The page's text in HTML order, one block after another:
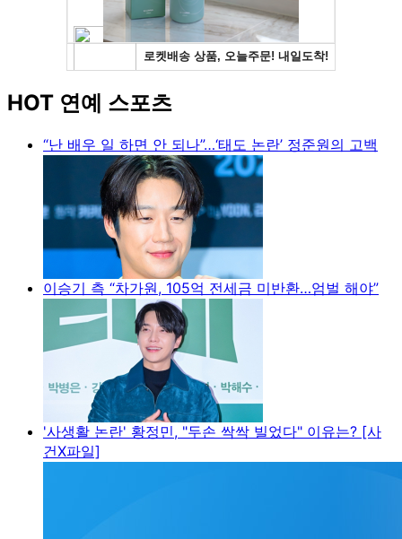
HOT 연예 스포츠
“난 배우 일 하면 안 되나”…‘태도 논란’ 정준원의 고백
이승기 측 “차가원, 105억 전세금 미반환…엄벌 해야”
'사생활 논란' 황정민, "두손 싹싹 빌었다" 이유는? [사
건X파일]